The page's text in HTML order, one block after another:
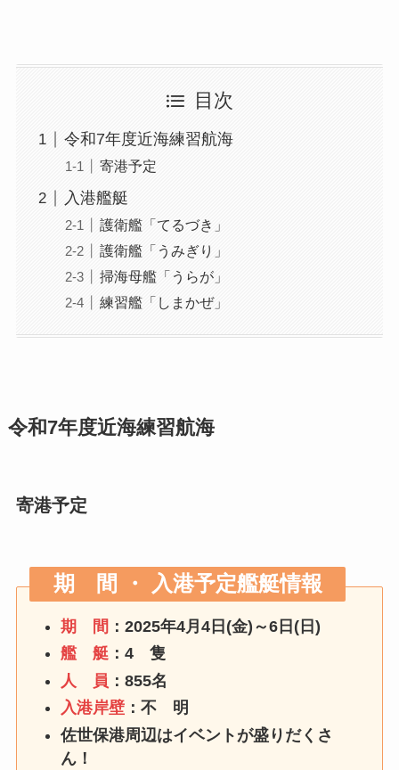
目次
令和7年度近海練習航海
寄港予定
入港艦艇
護衛艦「てるづき」
護衛艦「うみぎり」
掃海母艦「うらが」
練習艦「しまかぜ」
令和7年度近海練習航海
寄港予定
期 間 ・ 入港予定艦艇情報
期 間 ：2025年4月4日(金)～6日(日)
艦 艇 ：4 隻
人 員 ：855名
入港岸壁 ：不 明
佐世保港周辺はイベントが盛りだくさ
ん！